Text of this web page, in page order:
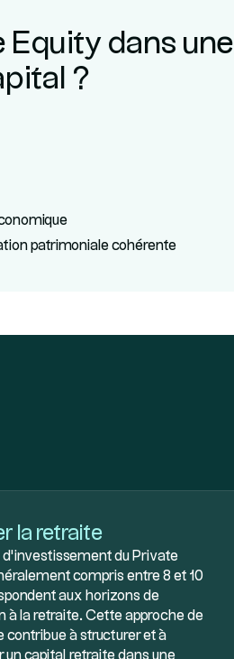
Equity dans une
?
patrimoniale cohérente
la retraite
d’investissement du Private
compris entre 8 et 10
aux horizons de
à la retraite. Cette approche de
contribue à structurer et à
un capital retraite dans une